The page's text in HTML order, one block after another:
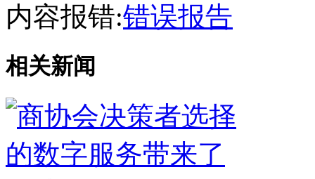
内容报错:错误报告
相关新闻